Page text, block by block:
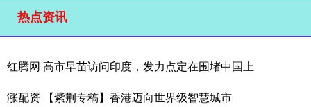
热点资讯
红腾网 高市早苗访问印度，发力点定在围堵中国上
涨配资 【紫荆专稿】香港迈向世界级智慧城市